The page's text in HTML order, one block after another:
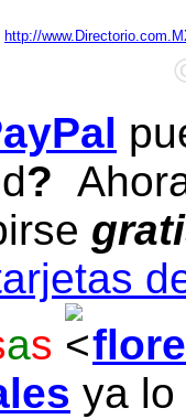
http://
?
as
ya